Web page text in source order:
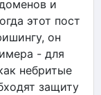
и
этот пост
он
- для
небритые
защиту